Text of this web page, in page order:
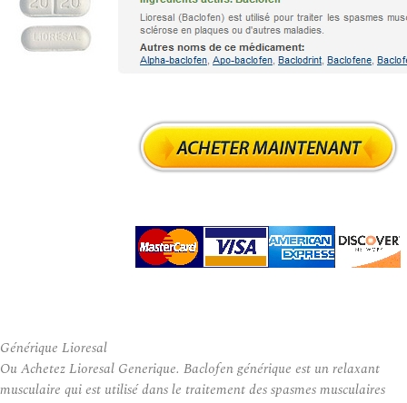
Générique Lioresal
Ou Achetez Lioresal Generique. Baclofen générique est un relaxant
musculaire qui est utilisé dans le traitement des spasmes musculaires